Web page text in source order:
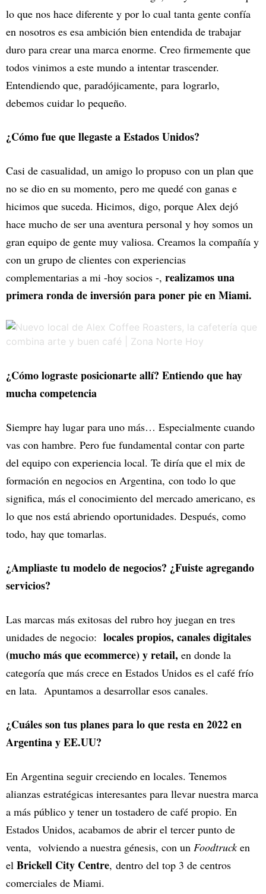
lo que nos hace diferente y por lo cual tanta gente confía
en nosotros es esa ambición bien entendida de trabajar
duro para crear una marca enorme. Creo firmemente que
todos vinimos a este mundo a intentar trascender.
Entendiendo que, paradójicamente, para lograrlo,
debemos cuidar lo pequeño.
¿Cómo fue que llegaste a Estados Unidos?
Casi de casualidad, un amigo lo propuso con un plan que
no se dio en su momento, pero me quedé con ganas e
hicimos que suceda. Hicimos, digo, porque Alex dejó
hace mucho de ser una aventura personal y hoy somos un
gran equipo de gente muy valiosa. Creamos la compañía y
con un grupo de clientes con experiencias
complementarias a mi -hoy socios -, realizamos una
primera ronda de inversión para poner pie en Miami.
¿Cómo lograste posicionarte allí? Entiendo que hay
mucha competencia
Siempre hay lugar para uno más… Especialmente cuando
vas con hambre. Pero fue fundamental contar con parte
del equipo con experiencia local. Te diría que el mix de
formación en negocios en Argentina, con todo lo que
significa, más el conocimiento del mercado americano, es
lo que nos está abriendo oportunidades. Después, como
todo, hay que tomarlas.
¿Ampliaste tu modelo de negocios? ¿Fuiste agregando
servicios?
Las marcas más exitosas del rubro hoy juegan en tres
unidades de negocio: locales propios, canales digitales
(mucho más que ecommerce) y retail, en donde la
categoría que más crece en Estados Unidos es el café frío
en lata. Apuntamos a desarrollar esos canales.
¿Cuáles son tus planes para lo que resta en 2022 en
Argentina y EE.UU?
En Argentina seguir creciendo en locales. Tenemos
alianzas estratégicas interesantes para llevar nuestra marca
a más público y tener un tostadero de café propio. En
Estados Unidos, acabamos de abrir el tercer punto de
venta, volviendo a nuestra génesis, con un Foodtrucken
el Brickell City Centre, dentro del top 3 de centros
comerciales de Miami.